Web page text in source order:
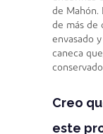
de Mahón.
de más de
envasado
caneca
Creo
este